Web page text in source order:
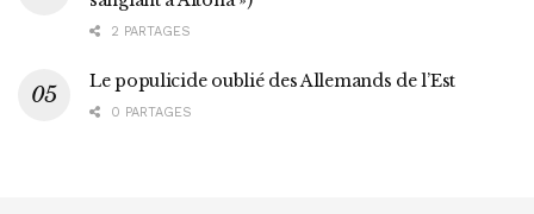
2 PARTAGES
Le populicide oublié des Allemands de l’Est
0 PARTAGES